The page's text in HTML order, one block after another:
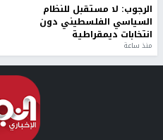
الرجوب: لا مستقبل للنظام
السياسي الفلسطيني دون
انتخابات ديمقراطية
منذ ساعة